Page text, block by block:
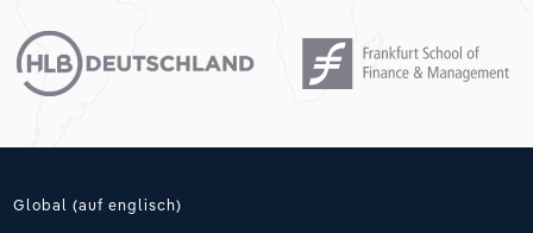
Global (auf englisch)